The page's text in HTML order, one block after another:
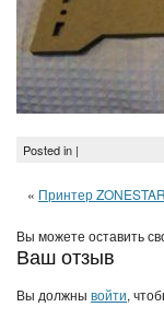
Posted in |
« Принтер
Вы можете оставить
Ваш отзыв
Вы должны войти,